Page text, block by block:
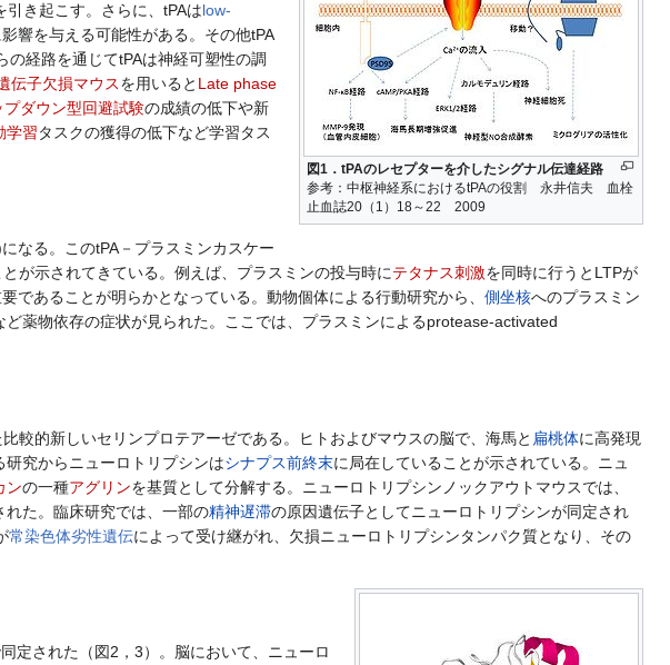
図1．tPAのレセプターを介したシグナル伝達経路
参考：中枢神経系におけるtPAの役割 永井信夫 血栓
止血誌20（1）18～22 2009
引き起こす。さらに、tPAはlow-
響を与える可能性がある。その他tPA
経路を通じてtPAは神経可塑性の調
伝子欠損マウスを用いると Late phase
プダウン型回避試験の成績の低下や新
学習タスクの獲得の低下など学習タス
なる。このtPA－プラスミンカスケー
が示されてきている。例えば、プラスミンの投与時にテタナス刺激を同時に行うとLTPが
であることが明らかとなっている。動物個体による行動研究から、 側坐核へのプラスミン
薬物依存の症状が見られた。ここでは、プラスミンによるprotease-activated
的新しいセリンプロテアーゼである。ヒトおよびマウスの脳で、海馬と 扁桃体に高発現
研究からニューロトリプシンはシナプス前終末に局在していることが示されている。ニュ
ンの一種アグリンを基質として分解する。ニューロトリプシンノックアウトマウスでは、
れた。臨床研究では、一部の精神遅滞の原因遺伝子としてニューロトリプシンが同定され
常染色体劣性遺伝によって受け継がれ、欠損ニューロトリプシンタンパク質となり、その
定された（図2，3）。脳において、ニューロ